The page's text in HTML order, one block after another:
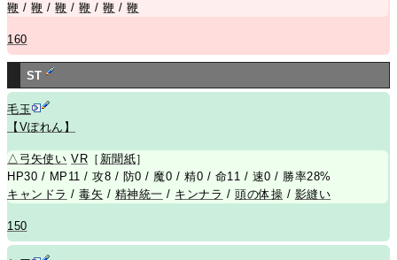
鞭 /鞭 /鞭 /鞭 /鞭 /鞭
160
ST
毛玉
【Vぽれん】
△ 弓矢使い VR ［ 新聞紙］
HP30 / MP11 / 攻8 / 防0 / 魔0 / 精0 / 命11 / 速0 / 勝率28%
キャンドラ /毒矢 / 精神統一 / キンナラ /頭の体操 / 影縫い
150